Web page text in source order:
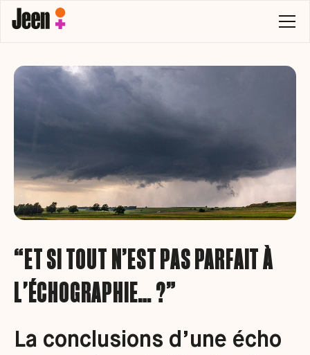
“ET SI TOUT N’EST PAS PARFAIT À
L'ÉCHOGRAPHIE… ?”
La conclusions d’une écho